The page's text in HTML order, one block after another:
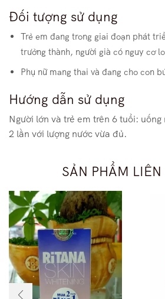
Đối tượng sử dụng
Trẻ em đang trong giai đoạn phát
trưởng thành, người già có nguy cơ
Phụ nữ mang thai và đang cho con
Hướng dẫn sử dụng
Người lớn và trẻ em trên 6 tuổi:
2 lần với lượng nước vừa đủ.
SẢN PHẨM LIÊN